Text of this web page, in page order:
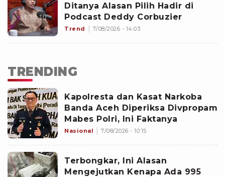
Ditanya Alasan Pilih Hadir di
Podcast Deddy Corbuzier
Trend 7/08/2026 - 14:03
TRENDING
Kapolresta dan Kasat Narkoba
Banda Aceh Diperiksa Divpropam
Mabes Polri, Ini Faktanya
Nasional 7/08/2026 - 10:15
Terbongkar, Ini Alasan
Mengejutkan Kenapa Ada 995